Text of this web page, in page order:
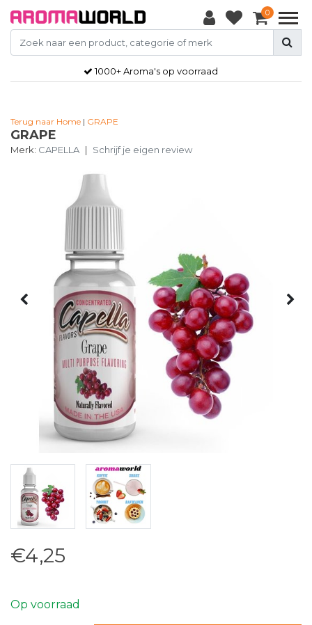
0
1000+ Aroma's op voorraad
Terug naar Home | GRAPE
GRAPE
Merk: CAPELLA | Schrijf je eigen review
€4,25
Op voorraad